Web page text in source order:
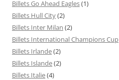
Billets Go Ahead Eagles(1)
Billets Hull City(2)
Billets Inter Milan (2)
Billets International Champions Cup
Billets Irlande(2)
Billets Islande(2)
Billets Italie(4)